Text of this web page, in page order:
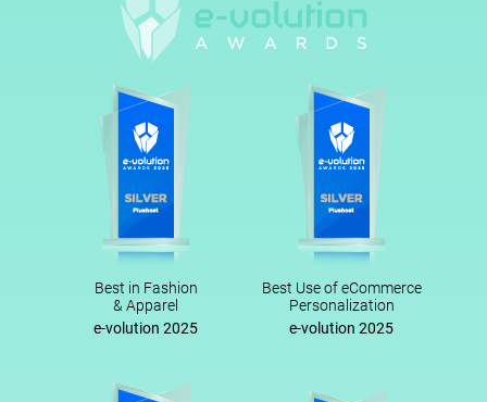
Best in Fashion
& Apparel
e-volution 2025
Best Use of eCommerce
Personalization
e-volution 2025